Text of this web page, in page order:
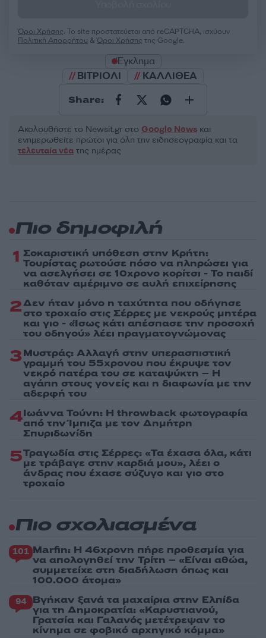
Όροι Χρήσης. Το site προστατεύεται από reCAPTCHA, ισχύουν
Πολιτική Απορρήτου &Όροι Χρήσης της Google.
Έγκλημα
ΒΙΤΡΙΟΛΙ
ΚΑΛΛΙΘΕΑ
Share:
Ακολουθήστε το Νewsit.gr στο Google News και
ενημερωθείτε πρώτοι για όλη την ειδησεογραφία και τα
τελευταία νέα της ημέρας
Πιο δημοφιλή
1 Σοκαριστική υπόθεση στην Κρήτη:
Τουρίστας ρωτούσε πόσο να πληρώσει για
να ασελγήσει σε 10χρονο κορίτσι - Το παιδί
καθόταν αμέριμνο σε αυλή επιχείρησης
2Δεν ήταν μόνο η ταχύτητα που οδήγησε
στο τροχαίο στις Σέρρες με νεκρούς μητέρα
και γιο - «Ίσως κάτι απέσπασε την προσοχή
του οδηγού» λέει πραγματογνώμονας
3Μυστράς: Αλλαγή στην υπερασπιστική
γραμμή του 55χρονου που έκρυψε τον
νεκρό πατέρα του σε καταψύκτη – Η
αγάπη στους γονείς και η διαφωνία με την
αδερφή του
4Ιωάννα Τούνη: Η throwback φωτογραφία
από την Ίμπιζα με τον Δημήτρη
Σπυριδωνίδη
5Τραγωδία στις Σέρρες: «Τα έχασα όλα, κάτι
με τράβαγε στην καρδιά μου», λέει ο
άνδρας που έχασε σύζυγο και γιο στο
τροχαίο
Πιο σχολιασμένα
101 Marfin: Η 46χρονη πήρε προθεσμία για
να απολογηθεί την Τρίτη – «Είναι αθώα,
συμμετείχε στη διαδήλωση όπως και
100.000 άτομα»
94 Βγήκαν ξανά τα μαχαίρια στην Ελπίδα
για τη Δημοκρατία: «Καρυστιανού,
Γρατσία και Γαλανός μετέτρεψαν το
κίνημα σε φοβικό αρχηγικό κόμμα»